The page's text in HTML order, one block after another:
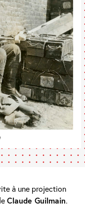
à une projection
Claude Guilmain.